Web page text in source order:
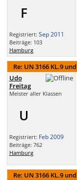
F
Registriert: Sep 2011
Beiträge: 103
Hamburg
Re: UN 3166 KL.9
Udo
Freitag
Meister aller Klassen
U
Registriert: Feb 2009
Beiträge: 762
Hamburg
Re: UN 3166 KL.9